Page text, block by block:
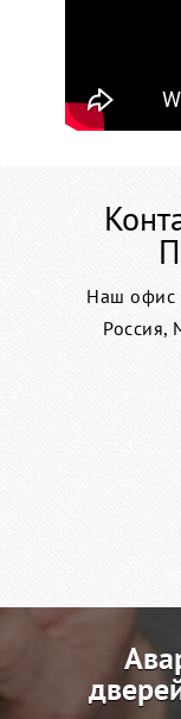
Наш офис
Россия,